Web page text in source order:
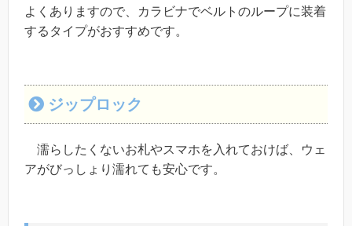
よくありますので、カラビナでベルトのループに装着
するタイプがおすすめです。
ジップロック
濡らしたくないお札やスマホを入れておけば、ウェ
アがびっしょり濡れても安心です。